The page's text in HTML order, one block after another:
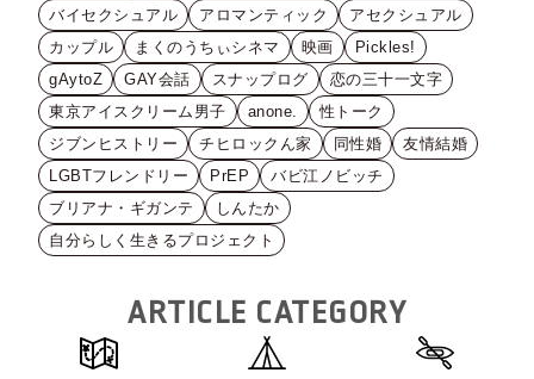
バイセクシュアル
アロマンティック
アセクシュアル
カップル
まくのうちぃシネマ 映画
Pickles!
gAytoZ
GAY会話 スナップログ
恋の三十一文字
東京アイスクリーム男子
anone.
性トーク
ジブンヒストリー
チヒロックん家 同性婚
友情結婚
LGBTフレンドリー
PrEP
バビ江ノビッチ
ブリアナ・ギガンテ
しんたか
自分らしく生きるプロジェクト
ARTICLE CATEGORY